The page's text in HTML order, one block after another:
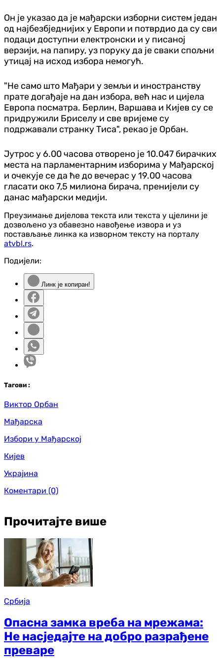
Он је указао да је мађарски изборни систем један
од најбезбједнијих у Европи и потврдио да су сви
подаци доступни електронски и у писаној
верзији, на папиру, уз поруку да је сваки спољни
утицај на исход избора немогућ.
"Не само што Мађари у земљи и иностранству
прате догађаје на дан избора, већ нас и цијела
Европа посматра. Берлин, Варшава и Кијев су се
придружили Бриселу и све вријеме су
подржавали странку Тиса", рекао је Орбан.
Јутрос у 6.00 часова отворено је 10.047 бирачких
места на парламентарним изборима у Мађарској
и очекује се да ће до вечерас у 19.00 часова
гласати око 7,5 милиона бирача, пренијели су
данас мађарски медији.
Преузимање дијелова текста или текста у цјелини је
дозвољено уз обавезно навођење извора и уз
постављање линка ка изворном тексту на порталу
atvbl.rs.
Подијели:
Линк је копиран!
Тагови :
Виктор Орбан
Мађарска
Избори у Мађарској
Кијев
Украјина
Коментари (0)
Прочитајте више
Србија
Опасна замка вреба на мрежама:
Не насједајте на добро разрађене
преваре